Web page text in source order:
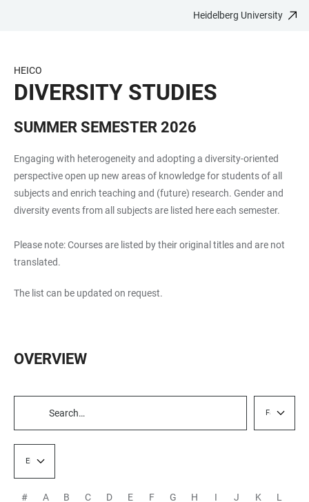
CONTENT
Heidelberg University
HEICO
DIVERSITY STUDIES
SUMMER SEMESTER 2026
Engaging with heterogeneity and adopting a diversity-oriented
perspective open up new areas of knowledge for students of all
subjects and enrich teaching and (future) research. Gender and
diversity events from all subjects are listed here each semester.
Please note: Courses are listed by their original titles and are not
translated.
The list can be updated on request.
OVERVIEW
TABLE
Fakultät
Einrichtung
# A B C D E F G H I J K L